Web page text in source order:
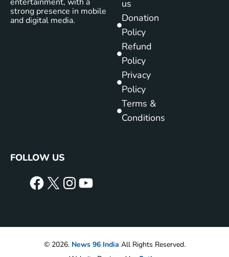
strong presence in mobile
and digital media.
us
Donation
Policy
Refund
Policy
Privacy
Policy
Terms &
Conditions
FOLLOW US
© 2026. News 96 India All Rights Reserved.